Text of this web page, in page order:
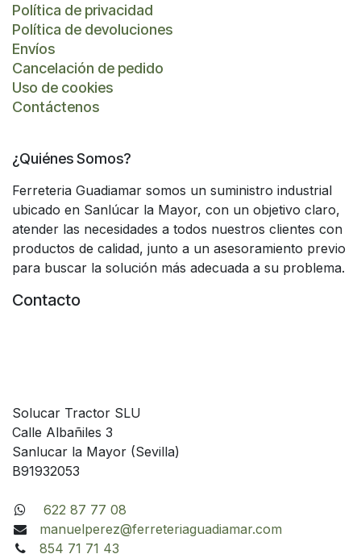
Política de privacidad
Política de devoluciones
Envíos
Cancelación de pedido
Uso de cookies
Contáctenos
¿Quiénes Somos?
Ferreteria Guadiamar somos un suministro industrial
ubicado en Sanlúcar la Mayor, con un objetivo claro,
atender las necesidades a todos nuestros clientes con
productos de calidad, junto a un asesoramiento previo
para buscar la solución más adecuada a su problema.
Contacto
Solucar Tractor SLU
Calle Albañiles 3
Sanlucar la Mayor (Sevilla)
B91932053
622 87 77 08
manuelperez@ferreteriaguadiamar.com
854 71 71 43